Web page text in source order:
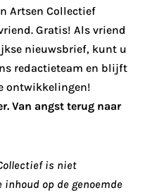
Artsen Collectief
Gratis! Als vriend
nieuwsbrief, kunt u
redactieteam en blijft
ontwikkelingen!
Van angst terug naar
is niet
op de genoemde